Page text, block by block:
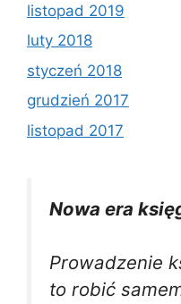
listopad 2019
luty 2018
styczeń 2018
grudzień 2017
listopad 2017
Nowa era
Prowadzenie
to robić